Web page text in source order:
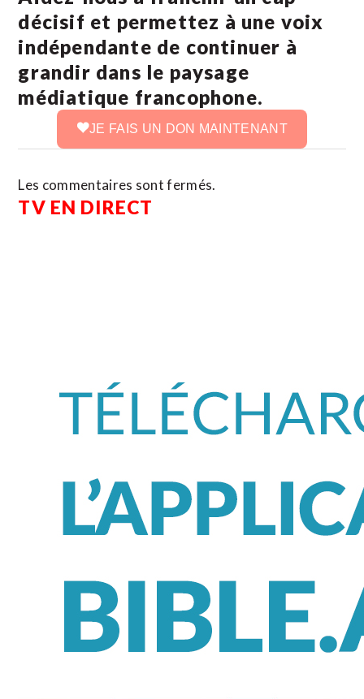
décisif et permettez à une voix
indépendante de continuer à
grandir dans le paysage
médiatique francophone.
JE FAIS UN DON MAINTENANT
Les commentaires sont fermés.
TV EN DIRECT